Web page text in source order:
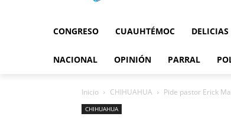
CONGRESO CUAUHTÉMOC DELICIAS
NACIONAL OPINIÓN PARRAL
Inicio CHIHUAHUA Pide pastor Erick
CHIHUAHUA